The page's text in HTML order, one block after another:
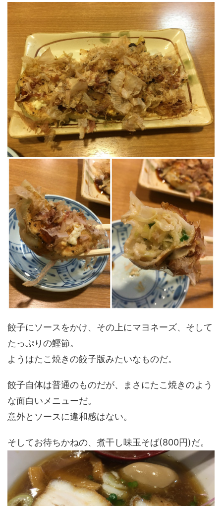
餃子にソースをかけ、その上にマヨネーズ、そして
たっぷりの鰹節。
ようはたこ焼きの餃子版みたいなものだ。
餃子自体は普通のものだが、まさにたこ焼きのよう
な面白いメニューだ。
意外とソースに違和感はない。
そしてお待ちかねの、煮干し味玉そば(800円)だ。